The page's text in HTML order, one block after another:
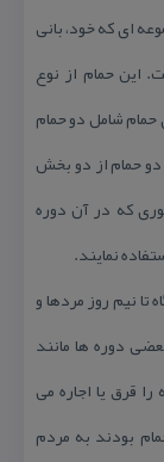
‌ای كه خود، بانی
است. این حمام از نوع
شامل دو حمام
حمام از دو بخش
كه در آن دوره
نمایند.
تا نیم روز مردها و
دوره ها مانند
را قرق یا اجاره می
بودند به مردم